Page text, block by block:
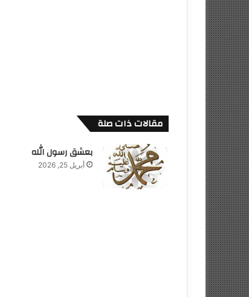
مقالات ذات صلة
بعشق رسول الله
أبريل 25, 2026